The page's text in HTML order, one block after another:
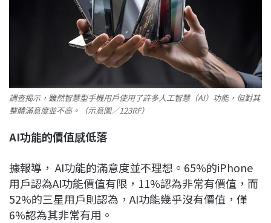
調查揭示，雖然智慧型手機用戶使用了許多人工智慧（AI）功能，但對其
整體滿意度並不高。（示意圖／123RF）
AI功能的價值感低落
據報導， AI功能的滿意度並不理想。65%的iPhone
用戶認為AI功能價值有限，11%認為非常有價值，而
52%的三星用戶則認為，AI功能幾乎沒有價值，僅
6%認為其非常有用。